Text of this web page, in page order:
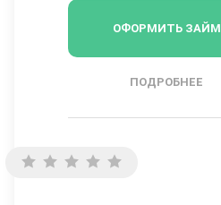
ОФОРМИТЬ ЗАЙМ
ПОДРОБНЕЕ